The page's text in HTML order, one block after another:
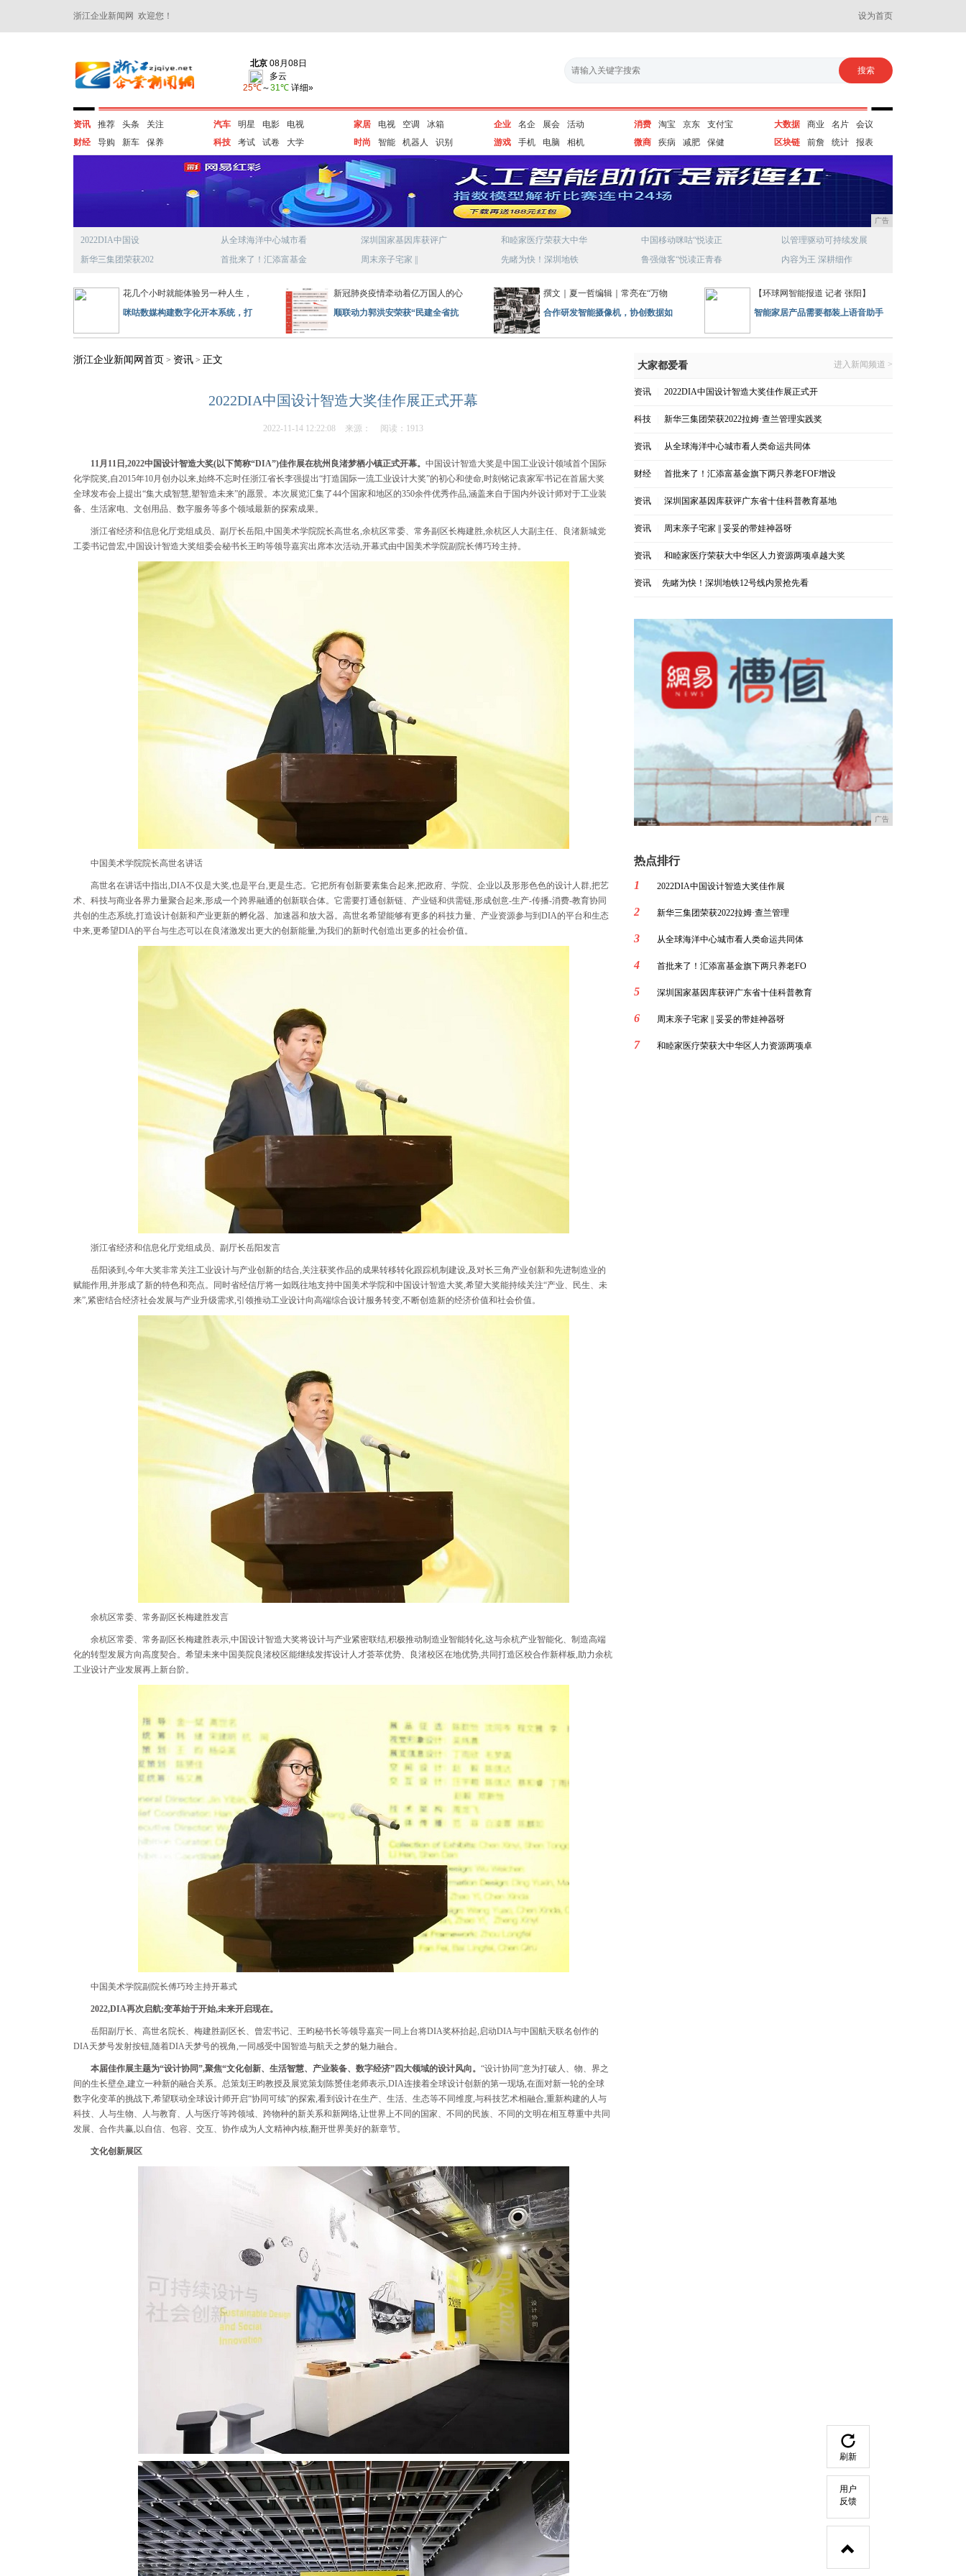
浙江企业新闻网 欢迎您！ 设为首页
资讯 推荐 头条
关注
财经
导购 新车 保养
汽车 明星 电影
电视
科技
考试 试卷 大学
家居 电视 空调
冰箱
时尚
智能 机器人 识别
企业 名企 展会
活动
游戏
手机 电脑 相机
消费 淘宝 京东
支付宝
微商
疾病 减肥 保健
大数据 商业 名片
会议
区块链
前詹 统计 报表
广告
2022DIA中国设
新华三集团荣获202
从全球海洋中心城市看
首批来了！汇添富基金
深圳国家基因库获评广
周末亲子宅家 ||
和睦家医疗荣获大中华
​先睹为快！深圳地铁
中国移动咪咕“悦读正
鲁强做客“悦读正青春
以管理驱动可持续发展
内容为王 深耕细作
花几个小时就能体验另一种人生，
咪咕数媒构建数字化开本系统，打
新冠肺炎疫情牵动着亿万国人的心
顺联动力郭洪安荣获“民建全省抗
撰文｜夏一哲编辑｜常亮在“万物
合作研发智能摄像机，协创数据如
【环球网智能报道 记者 张阳】
智能家居产品需要都装上语音助手
浙江企业新闻网首页 > 资讯 > 正文
2022DIA中国设计智造大奖佳作展正式开幕
2022-11-14 12:22:08 来源： 阅读：1913
11月11日,2022中国设计智造大奖(以下简称“DIA”)佳作展在杭州良渚梦栖小镇正式开幕。 中国设计智造大奖是中国工业设计领域首个国际
化学院奖,自2015年10月创办以来,始终不忘时任浙江省长李强提出“打造国际一流工业设计大奖”的初心和使命,时刻铭记袁家军书记在首届大奖
全球发布会上提出“集大成智慧,塑智造未来”的愿景。本次展览汇集了44个国家和地区的350余件优秀作品,涵盖来自于国内外设计师对于工业装
备、生活家电、文创用品、数字服务等多个领域最新的探索成果。
浙江省经济和信息化厅党组成员、副厅长岳阳,中国美术学院院长高世名,余杭区常委、常务副区长梅建胜,余杭区人大副主任、良渚新城党
工委书记曾宏,中国设计智造大奖组委会秘书长王昀等领导嘉宾出席本次活动,开幕式由中国美术学院副院长傅巧玲主持。
中国美术学院院长高世名讲话
高世名在讲话中指出,DIA不仅是大奖,也是平台,更是生态。它把所有创新要素集合起来,把政府、学院、企业以及形形色色的设计人群,把艺
术、科技与商业各界力量聚合起来,形成一个跨界融通的创新联合体。它需要打通创新链、产业链和供需链,形成创意-生产-传播-消费-教育协同
共创的生态系统,打造设计创新和产业更新的孵化器、加速器和放大器。高世名希望能够有更多的科技力量、产业资源参与到DIA的平台和生态
中来,更希望DIA的平台与生态可以在良渚激发出更大的创新能量,为我们的新时代创造出更多的社会价值。
浙江省经济和信息化厅党组成员、副厅长岳阳发言
岳阳谈到,今年大奖非常关注工业设计与产业创新的结合,关注获奖作品的成果转移转化跟踪机制建设,及对长三角产业创新和先进制造业的
赋能作用,并形成了新的特色和亮点。同时省经信厅将一如既往地支持中国美术学院和中国设计智造大奖,希望大奖能持续关注“产业、民生、未
来”,紧密结合经济社会发展与产业升级需求,引领推动工业设计向高端综合设计服务转变,不断创造新的经济价值和社会价值。
余杭区常委、常务副区长梅建胜发言
余杭区常委、常务副区长梅建胜表示,中国设计智造大奖将设计与产业紧密联结,积极推动制造业智能转化,这与余杭产业智能化、制造高端
化的转型发展方向高度契合。希望未来中国美院良渚校区能继续发挥设计人才荟萃优势、良渚校区在地优势,共同打造区校合作新样板,助力余杭
工业设计产业发展再上新台阶。
中国美术学院副院长傅巧玲主持开幕式
2022,DIA再次启航;变革始于开始,未来开启现在。
岳阳副厅长、高世名院长、梅建胜副区长、曾宏书记、王昀秘书长等领导嘉宾一同上台将DIA奖杯抬起,启动DIA与中国航天联名创作的
DIA天梦号发射按钮,随着DIA天梦号的视角,一同感受中国智造与航天之梦的魅力融合。
本届佳作展主题为“设计协同”,聚焦“文化创新、生活智慧、产业装备、数字经济”四大领域的设计风向。 “设计协同”意为打破人、物、界之
间的生长壁垒,建立一种新的融合关系。总策划王昀教授及展览策划陈赟佳老师表示,DIA连接着全球设计创新的第一现场,在面对新一轮的全球
数字化变革的挑战下,希望联动全球设计师开启“协同可续”的探索,看到设计在生产、生活、生态等不同维度,与科技艺术相融合,重新构建的人与
科技、人与生物、人与教育、人与医疗等跨领域、跨物种的新关系和新网络,让世界上不同的国家、不同的民族、不同的文明在相互尊重中共同
发展、合作共赢,以自信、包容、交互、协作成为人文精神内核,翻开世界美好的新章节。
文化创新展区
大家都爱看 进入新闻频道 >
资讯 2022DIA中国设计智造大奖佳作展正式开
科技 新华三集团荣获2022拉姆·查兰管理实践奖
资讯 从全球海洋中心城市看人类命运共同体
财经 首批来了！汇添富基金旗下两只养老FOF增设
资讯 深圳国家基因库获评广东省十佳科普教育基地
资讯 周末亲子宅家 || 妥妥的带娃神器呀
资讯 和睦家医疗荣获大中华区人力资源两项卓越大奖
资讯 ​先睹为快！深圳地铁12号线内景抢先看
广告
热点排行
1
2022DIA中国设计智造大奖佳作展
2 新华三集团荣获2022拉姆·查兰管理
3 从全球海洋中心城市看人类命运共同体
4 首批来了！汇添富基金旗下两只养老FO
5 深圳国家基因库获评广东省十佳科普教育
6 周末亲子宅家 || 妥妥的带娃神器呀
7 和睦家医疗荣获大中华区人力资源两项卓
刷新
用户
反馈